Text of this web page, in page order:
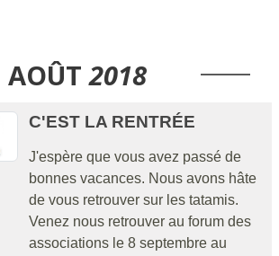
AOÛT 2018
C'EST LA RENTRÉE
J'espère que vous avez passé de
bonnes vacances. Nous avons hâte
de vous retrouver sur les tatamis.
Venez nous retrouver au forum des
associations le 8 septembre au